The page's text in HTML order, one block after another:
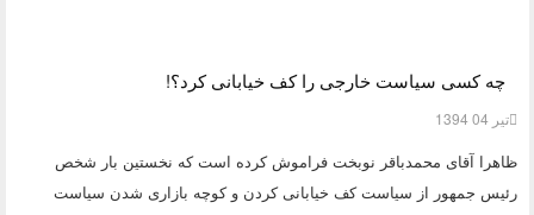
چه کسی سیاست خارجی را کف خیابانی کرد؟!
تیر 04 1394
ظاهرا آقای محمدباقر نوبخت فراموش کرده است که نخستین بار شخص
رئیس جمهور از سیاست کف خیابانی کردن و کوچه بازاری شدن سیاست